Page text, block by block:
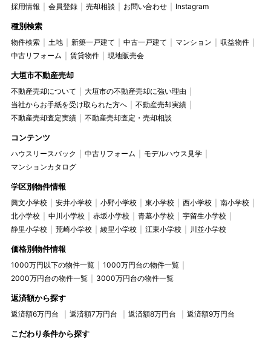
採用情報
会員登録 売却相談 お問い合わせ Instagram
種別検索
物件検索 土地 新築一戸建て 中古一戸建て マンション
収益物件
中古リフォーム
賃貸物件 現地販売会
大垣市不動産売却
不動産売却について
大垣市の不動産売却に強い理由
当社からお手紙を受け取られた方へ
不動産売却実績
不動産売却査定実績
不動産売却査定・売却相談
コンテンツ
ハウスリースバック 中古リフォーム
モデルハウス見学
マンションカタログ
学区別物件情報
興文小学校 安井小学校 小野小学校 東小学校 西小学校
南小学校
北小学校
中川小学校 赤坂小学校 青墓小学校
宇留生小学校
静里小学校
荒崎小学校 綾里小学校 江東小学校 川並小学校
価格別物件情報
1000万円以下の物件一覧
1000万円台の物件一覧
2000万円台の物件一覧
3000万円台の物件一覧
返済額から探す
返済額6万円台 返済額7万円台 返済額8万円台 返済額9万円台
こだわり条件から探す